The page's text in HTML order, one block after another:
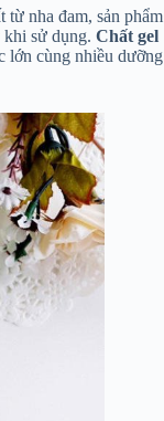
từ nha đam, sản phẩm
khi sử dụng. Chất gel
lớn cùng nhiều dưỡng